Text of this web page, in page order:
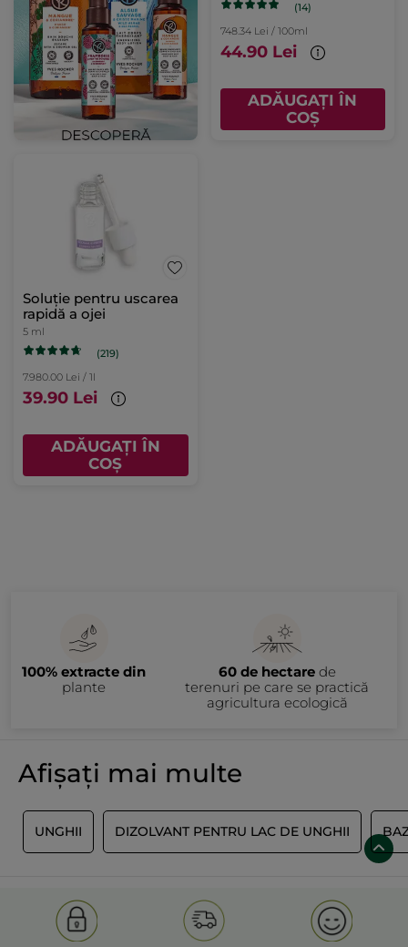
(14)
748.34 Lei / 100ml
44.90 Lei
ADĂUGAȚI ÎN
COȘ
Soluție pentru uscarea
rapidă a ojei
5 ml
(219)
7.980.00 Lei / 1l
39.90 Lei
ADĂUGAȚI ÎN
COȘ
100% extracte din
plante
60 de hectarede
terenuri pe care se practică
agricultura ecologică
Afișați mai multe
UNGHII DIZOLVANT PENTRU LAC DE UNGHII